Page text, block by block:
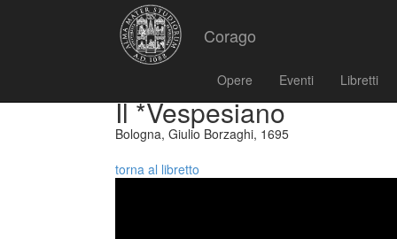
Corago
Opere Eventi Libretti
Il *Vespesiano
Bologna, Giulio Borzaghi, 1695
torna al libretto